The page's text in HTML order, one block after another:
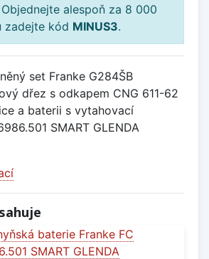
Objednejte alespoň za 8 000
zadejte kód MINUS3.
set Franke G284ŠB
dřez s odkapem CNG 611-62
a baterii s vytahovací
SMART GLENDA
baterie Franke FC
SMART GLENDA